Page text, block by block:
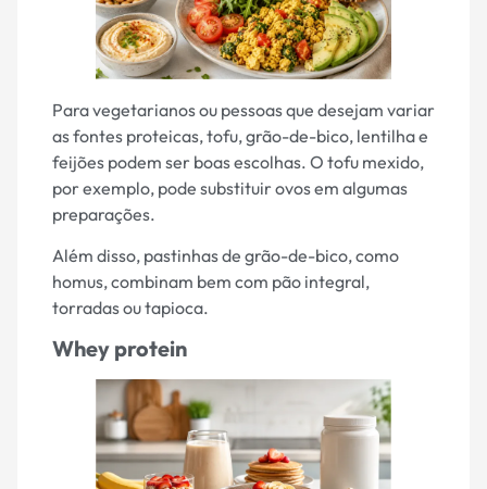
Para vegetarianos ou pessoas que desejam variar
as fontes proteicas, tofu, grão-de-bico, lentilha e
feijões podem ser boas escolhas. O tofu mexido,
por exemplo, pode substituir ovos em algumas
preparações.
Além disso, pastinhas de grão-de-bico, como
homus, combinam bem com pão integral,
torradas ou tapioca.
Whey protein